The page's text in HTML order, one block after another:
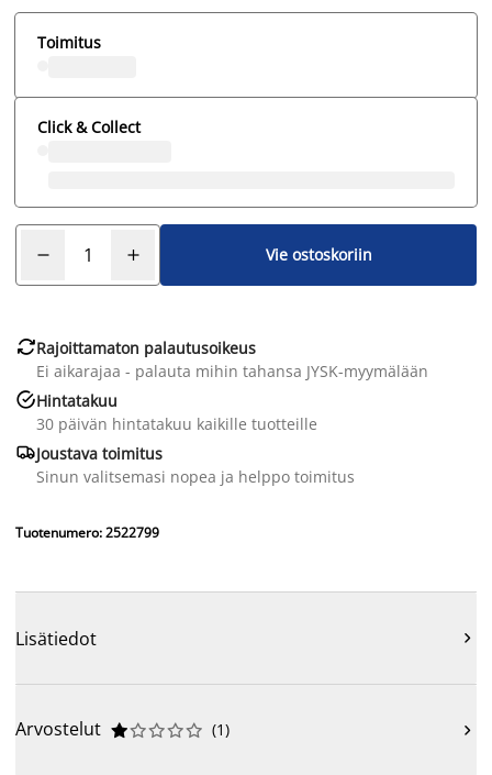
Toimitus
Click & Collect
Vie ostoskoriin
Rajoittamaton palautusoikeus
Ei aikarajaa - palauta mihin tahansa JYSK-myymälään
Hintatakuu
30 päivän hintatakuu kaikille tuotteille
Joustava toimitus
Sinun valitsemasi nopea ja helppo toimitus
Tuotenumero: 2522799
Lisätiedot 
Arvostelut 




 (1) 